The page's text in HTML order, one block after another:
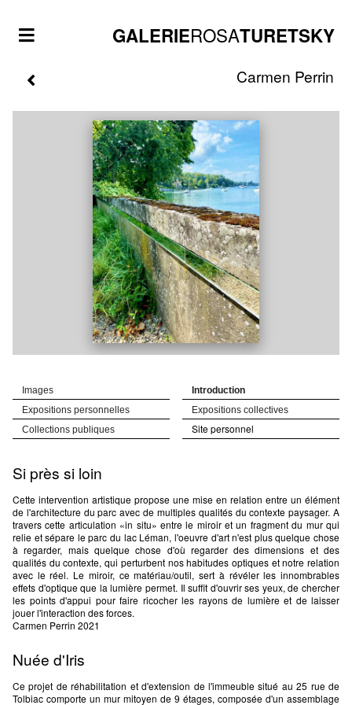
GALERIEROSATURETSKY
Carmen Perrin
Si près si loin
Cette intervention artistique propose une mise en relation entre un élément
de l'architecture du parc avec de multiples qualités du contexte paysager. A
travers cette articulation «in situ» entre le miroir et un fragment du mur qui
relie et sépare le parc du lac Léman, l'oeuvre d'art n'est plus quelque chose
à regarder, mais quelque chose d'où regarder des dimensions et des
qualités du contexte, qui perturbent nos habitudes optiques et notre relation
avec le réel. Le miroir, ce matériau/outil, sert à révéler les innombrables
effets d'optique que la lumière permet. Il suffit d'ouvrir ses yeux, de chercher
les points d'appui pour faire ricocher les rayons de lumière et de laisser
jouer l'interaction des forces.
Carmen Perrin 2021
Nuée d'Iris
Ce projet de réhabilitation et d'extension de l'immeuble situé au 25 rue de
Tolbiac comporte un mur mitoyen de 9 étages, composée d'un assemblage
Images
Introduction
Expositions personnelles
Expositions collectives
Collections publiques
Site personnel